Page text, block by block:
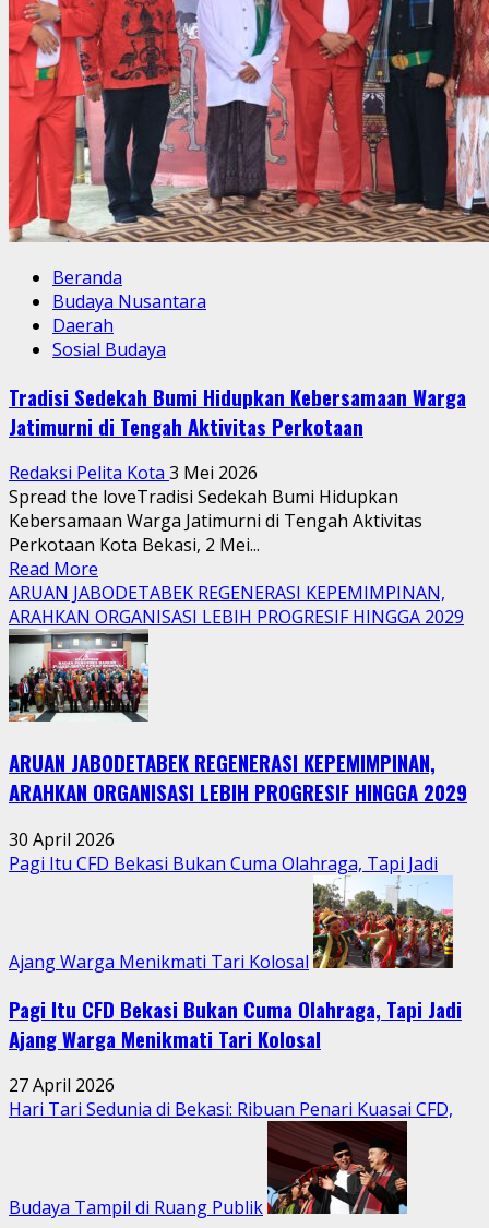
Beranda
Budaya Nusantara
Daerah
Sosial Budaya
Tradisi Sedekah Bumi Hidupkan Kebersamaan Warga
Jatimurni di Tengah Aktivitas Perkotaan
Redaksi Pelita Kota 3 Mei 2026
Spread the loveTradisi Sedekah Bumi Hidupkan
Kebersamaan Warga Jatimurni di Tengah Aktivitas
Perkotaan Kota Bekasi, 2 Mei...
Read More
more
about
Tradisi
Sedekah
Bumi
Hidupkan
Warga
Jatimurni
di
Tengah
Aktivitas
Perkotaan
ARUAN JABODETABEK REGENERASI KEPEMIMPINAN,
ARAHKAN ORGANISASI LEBIH PROGRESIF HINGGA 2029
ARUAN JABODETABEK REGENERASI KEPEMIMPINAN,
ARAHKAN ORGANISASI LEBIH PROGRESIF HINGGA 2029
30 April 2026
Pagi Itu CFD Bekasi Bukan Cuma Olahraga, Tapi Jadi
Ajang Warga Menikmati Tari Kolosal
Pagi Itu CFD Bekasi Bukan Cuma Olahraga, Tapi Jadi
Ajang Warga Menikmati Tari Kolosal
27 April 2026
Hari Tari Sedunia di Bekasi: Ribuan Penari Kuasai CFD,
Budaya Tampil di Ruang Publik